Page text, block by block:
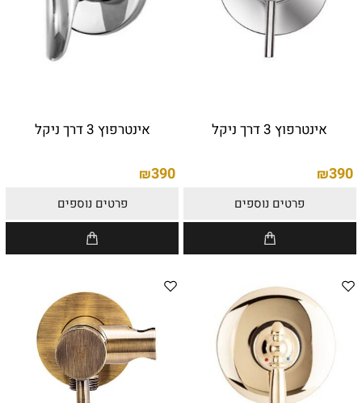
אינטרפוץ 3 דרך ניקל
₪390
פרטים נוספים
אינטרפוץ 3 דרך ניקל
₪390
פרטים נוספים